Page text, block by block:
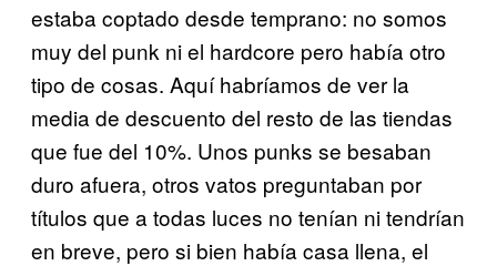
estaba coptado desde temprano: no somos
muy del punk ni el hardcore pero había otro
tipo de cosas. Aquí habríamos de ver la
media de descuento del resto de las tiendas
que fue del 10%. Unos punks se besaban
duro afuera, otros vatos preguntaban por
títulos que a todas luces no tenían ni tendrían
en breve, pero si bien había casa llena, el